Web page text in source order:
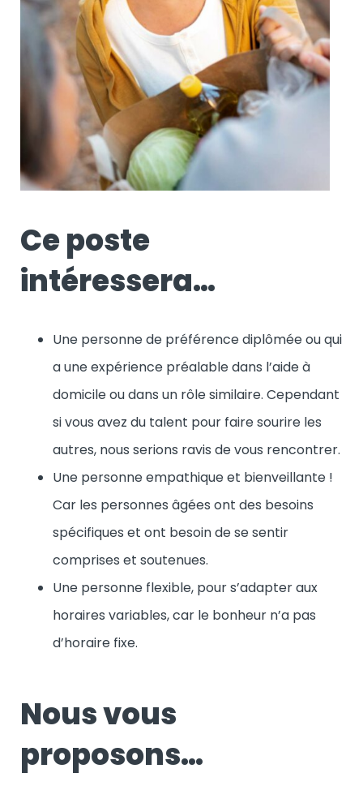
Ce poste
intéressera…
Une personne de préférence diplômée ou qui
a une expérience préalable dans l’aide à
domicile ou dans un rôle similaire. Cependant
si vous avez du talent pour faire sourire les
autres, nous serions ravis de vous rencontrer.
Une personne empathique et bienveillante !
Car les personnes âgées ont des besoins
spécifiques et ont besoin de se sentir
comprises et soutenues.
Une personne flexible, pour s’adapter aux
horaires variables, car le bonheur n’a pas
d’horaire fixe.
Nous vous
proposons…